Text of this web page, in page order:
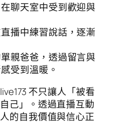
聊天室中受到歡迎與
播中練習說話，逐漸
親爸爸，透過留言與
受到溫暖。
不只讓人「被看
己」。透過直播互動
的自我價值與信心正